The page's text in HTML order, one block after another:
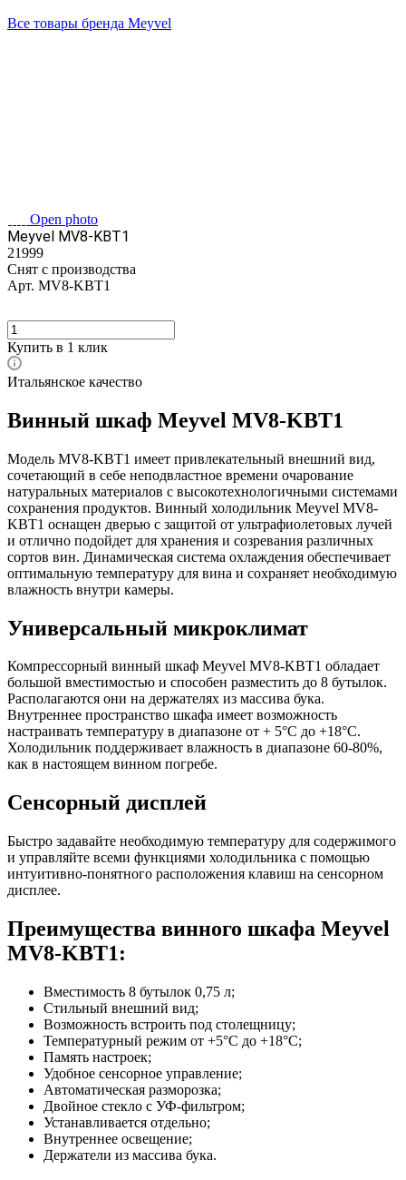
Все товары бренда Meyvel
Open photo
Meyvel MV8-KBT1
21999
Снят с производства
Арт. MV8-KBT1
Купить в 1 клик
Итальянское качество
Винный шкаф Meyvel MV8-KBT1
Модель MV8-KBT1 имеет привлекательный внешний вид,
сочетающий в себе неподвластное времени очарование
натуральных материалов с высокотехнологичными системами
сохранения продуктов. Винный холодильник Meyvel MV8-
KBT1 оснащен дверью с защитой от ультрафиолетовых лучей
и отлично подойдет для хранения и созревания различных
сортов вин. Динамическая система охлаждения обеспечивает
оптимальную температуру для вина и сохраняет необходимую
влажность внутри камеры.
Универсальный микроклимат
Компрессорный винный шкаф Meyvel MV8-KBT1 обладает
большой вместимостью и способен разместить до 8 бутылок.
Располагаются они на держателях из массива бука.
Внутреннее пространство шкафа имеет возможность
настраивать температуру в диапазоне от + 5°C до +18°C.
Холодильник поддерживает влажность в диапазоне 60-80%,
как в настоящем винном погребе.
Сенсорный дисплей
Быстро задавайте необходимую температуру для содержимого
и управляйте всеми функциями холодильника с помощью
интуитивно-понятного расположения клавиш на сенсорном
дисплее.
Преимущества винного шкафа Meyvel
MV8-KBT1:
Вместимость 8 бутылок 0,75 л;
Стильный внешний вид;
Возможность встроить под столещницу;
Температурный режим от +5°C до +18°C;
Память настроек;
Удобное сенсорное управление;
Автоматическая разморозка;
Двойное стекло с УФ-фильтром;
Устанавливается отдельно;
Внутреннее освещение;
Держатели из массива бука.